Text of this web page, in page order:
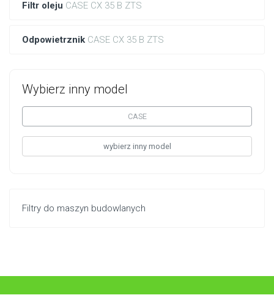
Filtr oleju CASE CX 35 B ZTS
Odpowietrznik CASE CX 35 B ZTS
Wybierz inny model
CASE
wybierz inny model
Filtry do maszyn budowlanych